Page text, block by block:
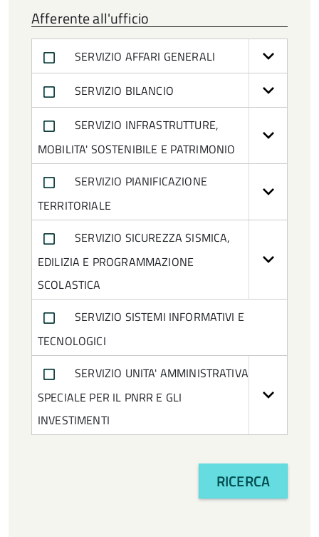
Afferente all'ufficio
SERVIZIO AFFARI GENERALI
SERVIZIO BILANCIO
SERVIZIO INFRASTRUTTURE,
MOBILITA' SOSTENIBILE E PATRIMONIO
SERVIZIO PIANIFICAZIONE
TERRITORIALE
SERVIZIO SICUREZZA SISMICA,
EDILIZIA E PROGRAMMAZIONE
SCOLASTICA
SERVIZIO SISTEMI INFORMATIVI E
TECNOLOGICI
SERVIZIO UNITA' AMMINISTRATIVA
SPECIALE PER IL PNRR E GLI
INVESTIMENTI
RICERCA